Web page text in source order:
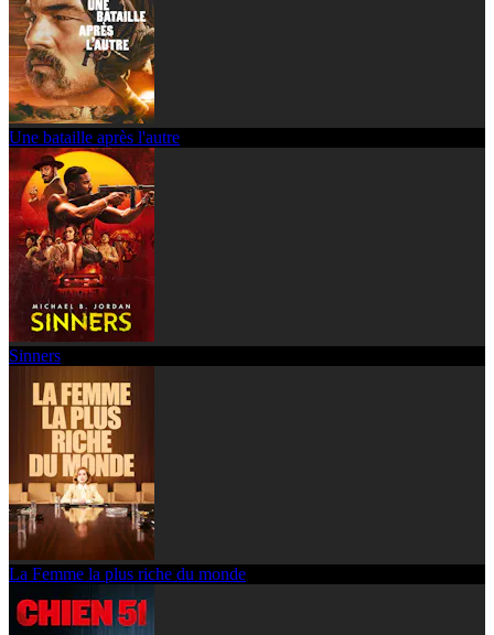
Une bataille après l'autre
Sinners
La Femme la plus riche du monde